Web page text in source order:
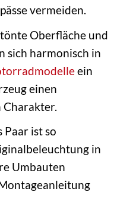
vermeiden.
Oberfläche und
sich harmonisch in
ein
einen
Paar ist so
in
Umbauten